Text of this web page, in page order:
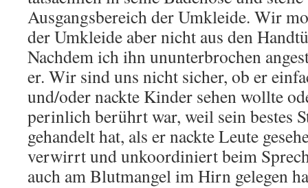
Ausgangsbereich der Umkleide. Wir
der Umkleide aber nicht aus den
Nachdem ich ihn ununterbrochen
er. Wir sind uns nicht sicher, ob er
und/oder nackte Kinder sehen wollte
perinlich berührt war, weil sein bestes
gehandelt hat, als er nackte Leute
verwirrt und unkoordiniert beim
auch am Blutmangel im Hirn gelegen